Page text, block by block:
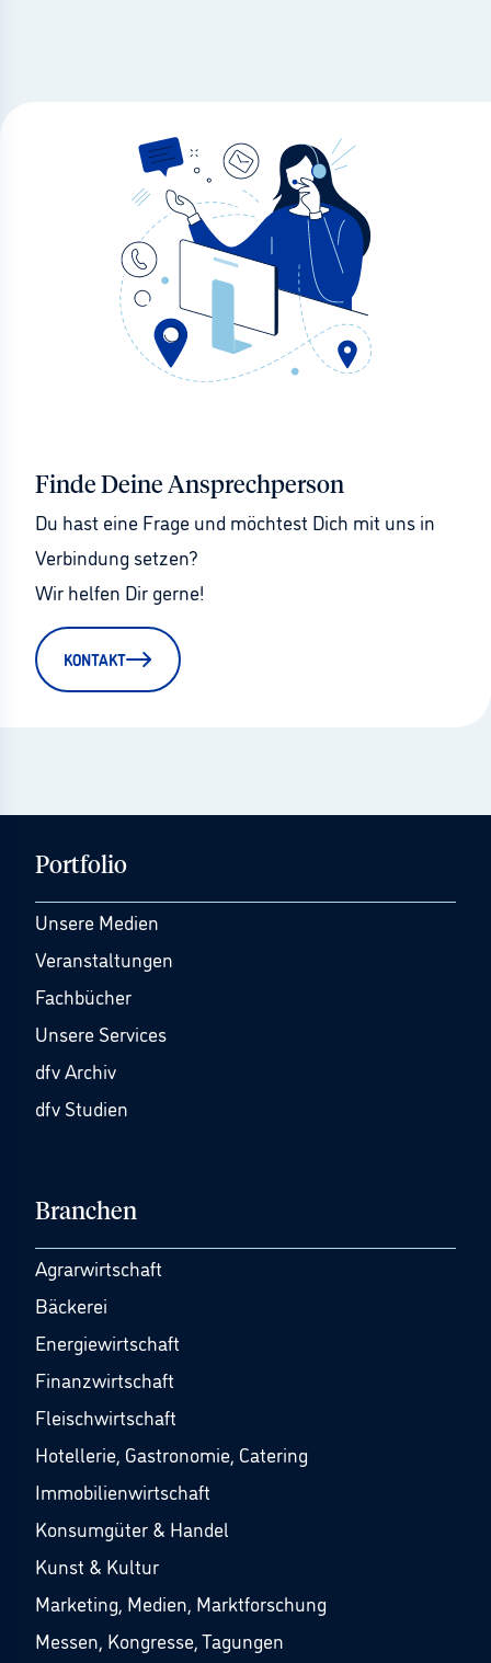
Finde Deine Ansprechperson
Du hast eine Frage und möchtest Dich mit uns in
Verbindung setzen?
Wir helfen Dir gerne!
KONTAKT
Portfolio
Unsere Medien
Veranstaltungen
Fachbücher
Unsere Services
dfv Archiv
dfv Studien
Branchen
Agrarwirtschaft
Bäckerei
Energiewirtschaft
Finanzwirtschaft
Fleischwirtschaft
Hotellerie, Gastronomie, Catering
Immobilienwirtschaft
Konsumgüter & Handel
Kunst & Kultur
Marketing, Medien, Marktforschung
Messen, Kongresse, Tagungen